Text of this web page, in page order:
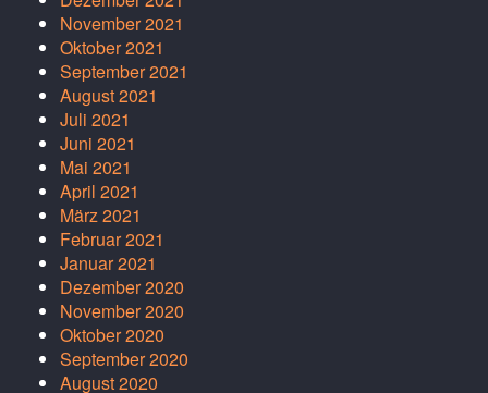
November 2021
Oktober 2021
September 2021
August 2021
Juli 2021
Juni 2021
Mai 2021
April 2021
März 2021
Februar 2021
Januar 2021
Dezember 2020
November 2020
Oktober 2020
September 2020
August 2020